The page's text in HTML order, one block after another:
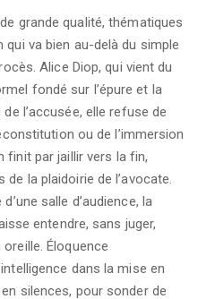
grande qualité, thématiques
va bien au-delà du simple
Alice Diop, qui vient du
fondé sur l’épure et la
l’accusée, elle refuse de
ou de l’immersion
finit par jaillir vers la fin,
la plaidoirie de l’avocate.
salle d’audience, la
entendre, sans juger,
Éloquence
dans la mise en
silences, pour sonder de